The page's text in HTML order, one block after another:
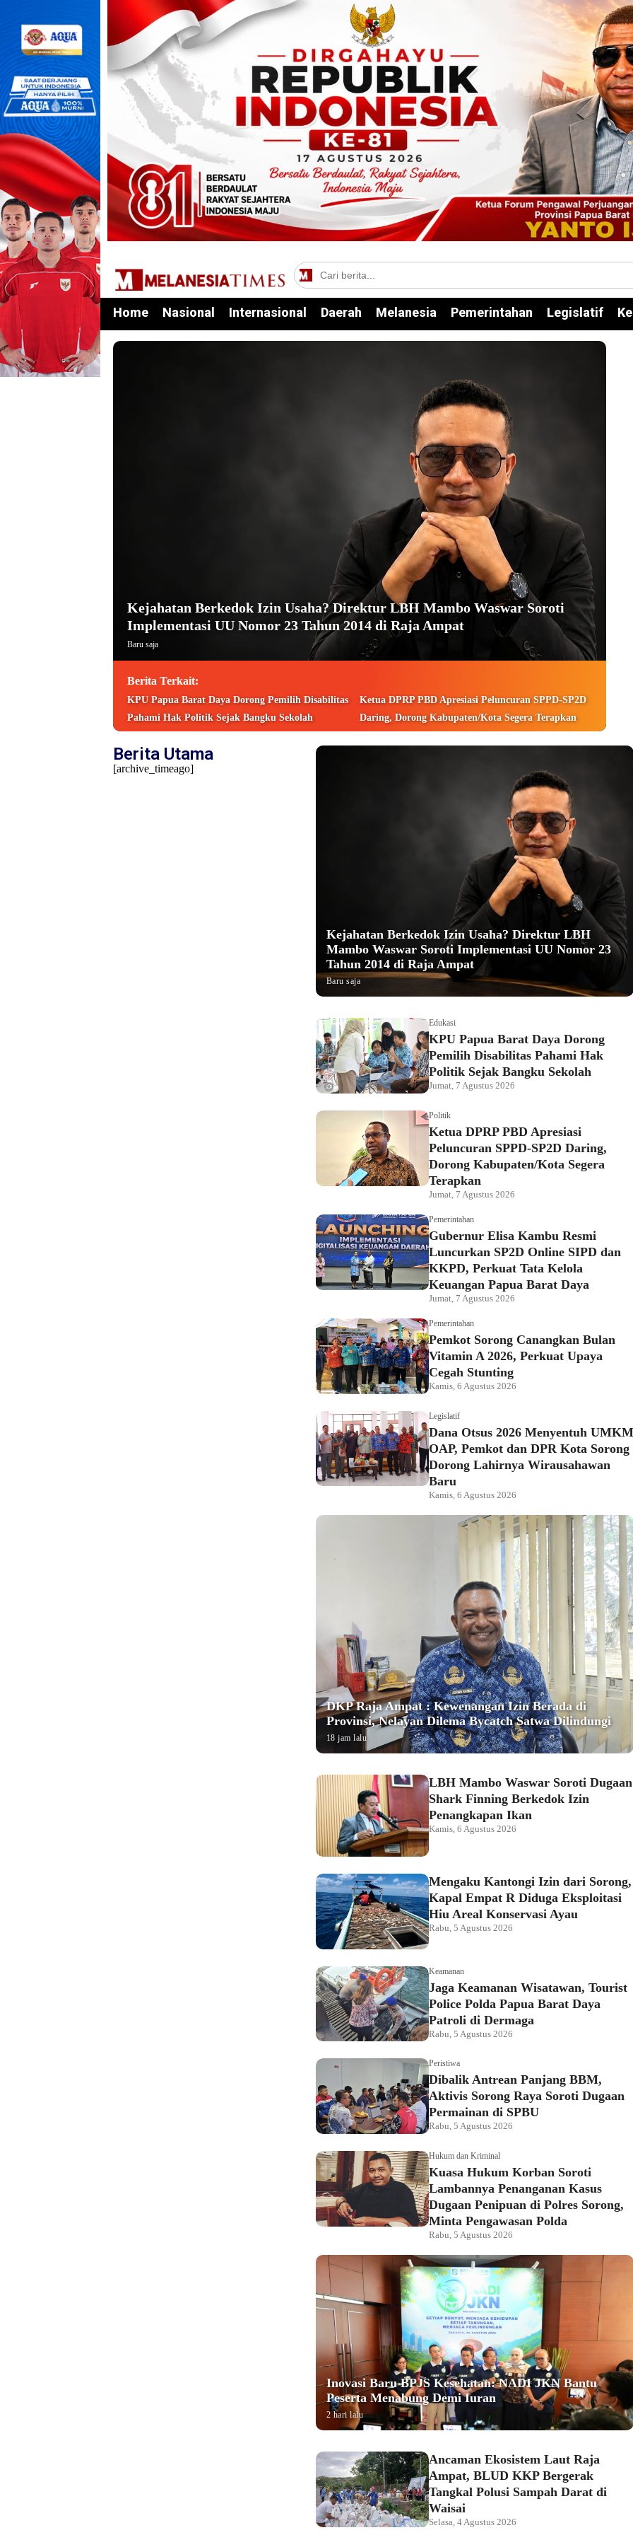
Home Nasional Internasional Daerah Melanesia Pemerintahan Legislatif
Kejahatan Berkedok Izin Usaha? Direktur LBH Mambo Waswar Soroti
Implementasi UU Nomor 23 Tahun 2014 di Raja Ampat
Baru saja
Berita Terkait:
KPU Papua Barat Daya Dorong Pemilih Disabilitas
Pahami Hak Politik Sejak Bangku Sekolah
Ketua DPRP PBD Apresiasi Peluncuran SPPD-SP2D
Daring, Dorong Kabupaten/Kota Segera Terapkan
Berita Utama
[archive_timeago]
Kejahatan Berkedok Izin Usaha? Direktur LBH
Mambo Waswar Soroti Implementasi UU Nomor 23
Tahun 2014 di Raja Ampat
Baru saja
Edukasi
KPU Papua Barat Daya Dorong
Pemilih Disabilitas Pahami Hak
Politik Sejak Bangku Sekolah
Jumat, 7 Agustus 2026
Politik
Ketua DPRP PBD Apresiasi
Peluncuran SPPD-SP2D Daring,
Dorong Kabupaten/Kota Segera
Terapkan
Jumat, 7 Agustus 2026
Pemerintahan
Gubernur Elisa Kambu Resmi
Luncurkan SP2D Online SIPD dan
KKPD, Perkuat Tata Kelola
Keuangan Papua Barat Daya
Jumat, 7 Agustus 2026
Pemerintahan
Pemkot Sorong Canangkan Bulan
Vitamin A 2026, Perkuat Upaya
Cegah Stunting
Kamis, 6 Agustus 2026
Legislatif
Dana Otsus 2026 Menyentuh UMKM
OAP, Pemkot dan DPR Kota Sorong
Dorong Lahirnya Wirausahawan
Baru
Kamis, 6 Agustus 2026
DKP Raja Ampat : Kewenangan Izin Berada di
Provinsi, Nelayan Dilema Bycatch Satwa Dilindungi
18 jam lalu
LBH Mambo Waswar Soroti Dugaan
Shark Finning Berkedok Izin
Penangkapan Ikan
Kamis, 6 Agustus 2026
Mengaku Kantongi Izin dari Sorong,
Kapal Empat R Diduga Eksploitasi
Hiu Areal Konservasi Ayau
Rabu, 5 Agustus 2026
Keamanan
Jaga Keamanan Wisatawan, Tourist
Police Polda Papua Barat Daya
Patroli di Dermaga
Rabu, 5 Agustus 2026
Peristiwa
Dibalik Antrean Panjang BBM,
Aktivis Sorong Raya Soroti Dugaan
Permainan di SPBU
Rabu, 5 Agustus 2026
Hukum dan Kriminal
Kuasa Hukum Korban Soroti
Lambannya Penanganan Kasus
Dugaan Penipuan di Polres Sorong,
Minta Pengawasan Polda
Rabu, 5 Agustus 2026
Inovasi Baru BPJS Kesehatan: NADI JKN Bantu
Peserta Menabung Demi Iuran
2 hari lalu
Ancaman Ekosistem Laut Raja
Ampat, BLUD KKP Bergerak
Tangkal Polusi Sampah Darat di
Waisai
Selasa, 4 Agustus 2026